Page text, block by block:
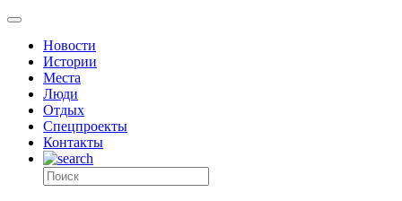
Новости
Истории
Места
Люди
Отдых
Спецпроекты
Контакты